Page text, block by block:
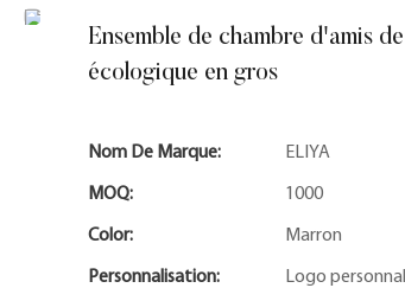
Ensemble de chambre d'amis
écologique en gros
Nom De Marque: ELIYA
MOQ: 1000
Color: Marron
Personnalisation:
Logo